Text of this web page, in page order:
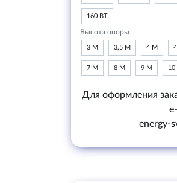
160 ВТ
Высота опоры
3 М 3,5 М 4 М
7 М 8 М 9 М
Для оформления
energy-